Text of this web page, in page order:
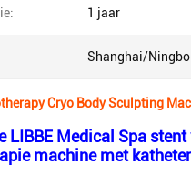
1 jaar
Shanghai/Ningbo
Cryo Body Sculpting
LIBBE Medical Spa
machine met